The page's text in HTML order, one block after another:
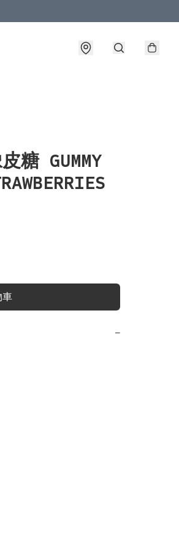
糖 GUMMY
車
−